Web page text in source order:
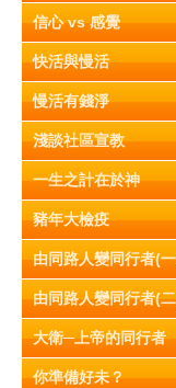
信心 vs 感覺
快活與慢活
慢活有錢淨
淺談社區宣教
一生之計在於神
豬年大檢疫
由同路人變同行者(
由同路人變同行者(
大衛─上帝的同行者
你準備好未？